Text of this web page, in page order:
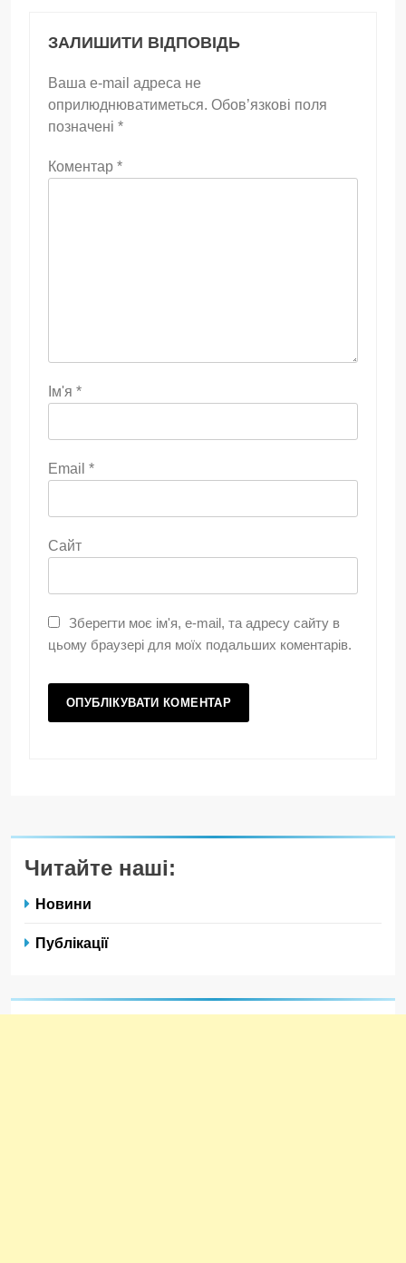
ЗАЛИШИТИ ВІДПОВІДЬ
Ваша e-mail адреса не
оприлюднюватиметься. Обов’язкові поля
позначені *
Коментар *
Ім'я *
Email *
Сайт
Зберегти моє ім'я, e-mail, та адресу сайту в
цьому браузері для моїх подальших коментарів.
Читайте наші:
Новини
Публікації